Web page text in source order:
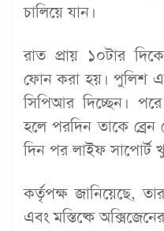
চালিয়ে যান।
রাত প্রায় ১০টার
ফোন করা হয়। পুলিশ
সিপিআর দিচ্ছেন।
হলে পরদিন তাকে
দিন পর লাইফ সাপোর্ট
কর্তৃপক্ষ জানিয়েছে,
এবং মস্তিষ্কে